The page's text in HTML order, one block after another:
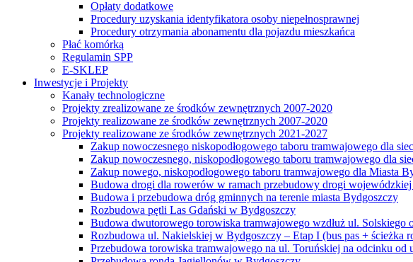
Opłaty dodatkowe
Procedury uzyskania identyfikatora osoby niepełnosprawnej
Procedury otrzymania abonamentu dla pojazdu mieszkańca
Płać komórką
Regulamin SPP
E-SKLEP
Inwestycje i Projekty
Kanały technologiczne
Projekty zrealizowane ze środków zewnętrznych 2007-2020
Projekty realizowane ze środków zewnętrznych 2007-2020
Projekty realizowane ze środków zewnętrznych 2021-2027
Zakup nowoczesnego niskopodłogowego taboru tramwajowego dla
Zakup nowoczesnego, niskopodłogowego taboru tramwajowego dla
Zakup nowego, niskopodłogowego taboru tramwajowego dla Miasta
Budowa drogi dla rowerów w ramach przebudowy drogi
Budowa i przebudowa dróg gminnych na terenie miasta Bydgoszczy
Rozbudowa pętli Las Gdański w Bydgoszczy
Budowa dwutorowego torowiska tramwajowego wzdłuż ul.
Rozbudowa ul. Nakielskiej w Bydgoszczy – Etap I (bus pas + ścieżka
Przebudowa torowiska tramwajowego na ul. Toruńskiej na odcinku